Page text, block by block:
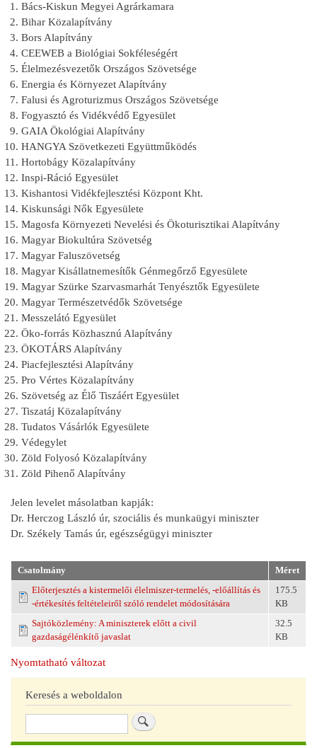
Bács-Kiskun Megyei Agrárkamara
Bihar Közalapítvány
Bors Alapítvány
CEEWEB a Biológiai Sokféleségért
Élelmezésvezetők Országos Szövetsége
Energia és Környezet Alapítvány
Falusi és Agroturizmus Országos Szövetsége
Fogyasztó és Vidékvédő Egyesület
GAIA Ökológiai Alapítvány
HANGYA Szövetkezeti Együttműködés
Hortobágy Közalapítvány
Inspi-Ráció Egyesület
Kishantosi Vidékfejlesztési Központ Kht.
Kiskunsági Nők Egyesülete
Magosfa Környezeti Nevelési és Ökoturisztikai Alapítvány
Magyar Biokultúra Szövetség
Magyar Faluszövetség
Magyar Kisállatnemesítők Génmegőrző Egyesülete
Magyar Szürke Szarvasmarhát Tenyésztők Egyesülete
Magyar Természetvédők Szövetsége
Messzelátó Egyesület
Öko-forrás Közhasznú Alapítvány
ÖKOTÁRS Alapítvány
Piacfejlesztési Alapítvány
Pro Vértes Közalapítvány
Szövetség az Élő Tiszáért Egyesület
Tiszatáj Közalapítvány
Tudatos Vásárlók Egyesülete
Védegylet
Zöld Folyosó Közalapítvány
Zöld Pihenő Alapítvány
Jelen levelet másolatban kapják:
Dr. Herczog László úr, szociális és munkaügyi miniszter
Dr. Székely Tamás úr, egészségügyi miniszter
Csatolmány
Méret
Előterjesztés a kistermelői élelmiszer-termelés, -előállítás és
-értékesítés feltételeiről szóló rendelet módosítására
175.5
KB
Sajtóközlemény: A miniszterek előtt a civil
gazdaságélénkítő javaslat
32.5
KB
Nyomtatható változat
Keresés a weboldalon